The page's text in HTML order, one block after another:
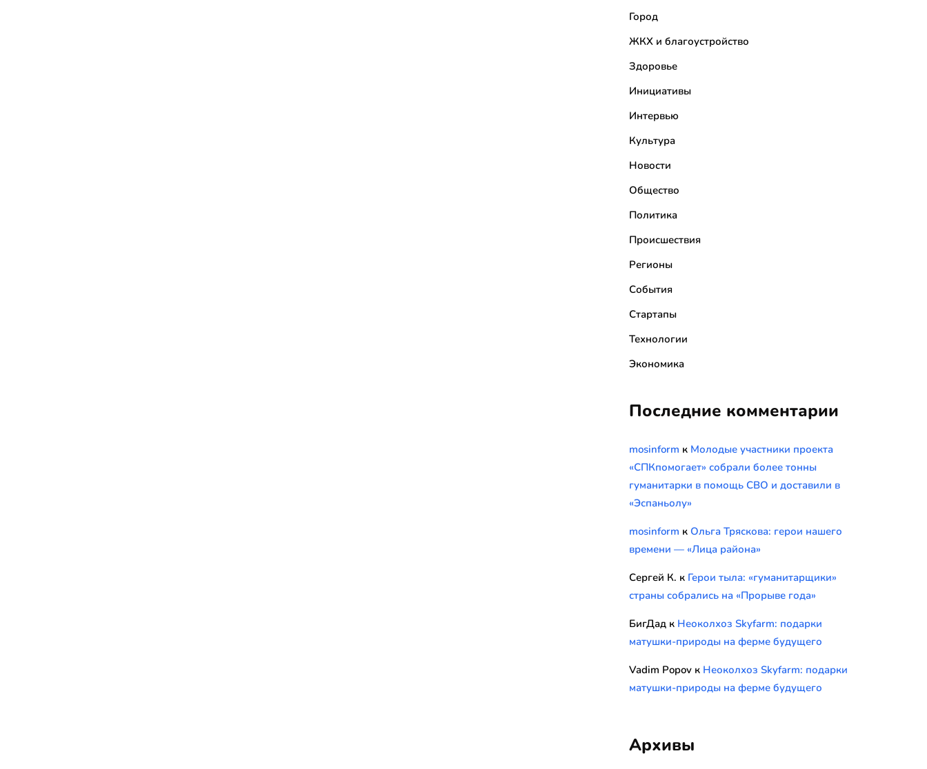
Город
ЖКХ и благоустройство
Здоровье
Инициативы
Интервью
Культура
Новости
Общество
Политика
Происшествия
Регионы
События
Стартапы
Технологии
Экономика
Последние комментарии
mosinform к Молодые участники проекта
«СПКпомогает» собрали более тонны
гуманитарки в помощь СВО и доставили в
«Эспаньолу»
mosinform к Ольга Тряскова: герои нашего
времени — «Лица района»
Сергей К. к Герои тыла: «гуманитарщики»
страны собрались на «Прорыве года»
БигДад к Неоколхоз Skyfarm: подарки
матушки-природы на ферме будущего
Vadim Popov к Неоколхоз Skyfarm: подарки
матушки-природы на ферме будущего
Архивы